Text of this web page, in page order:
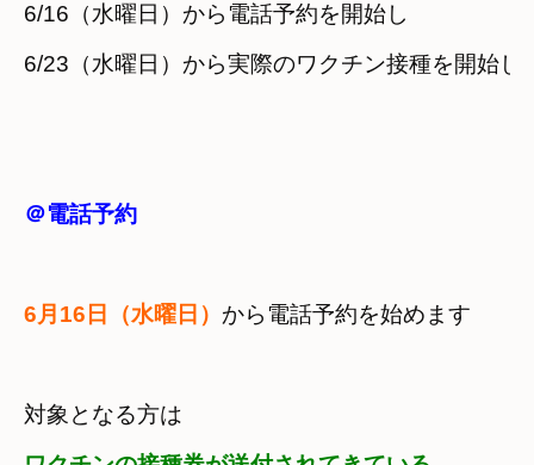
6/16（水曜日）から電話予約を開始し
6/23（水曜日）から実際のワクチン接種を開始し
6月16日（水曜日） から電話予約を始めます
対象となる方は